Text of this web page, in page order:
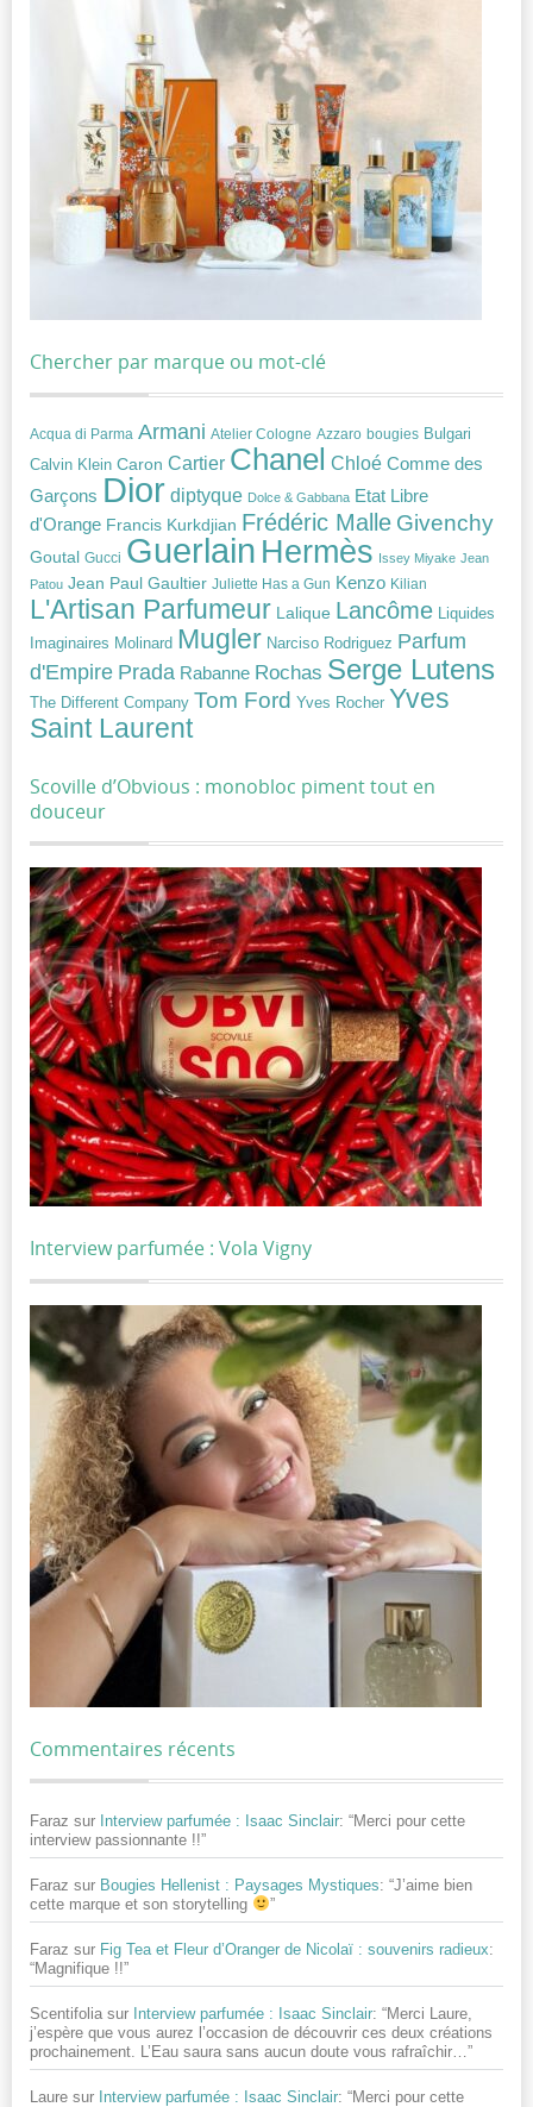
Chercher par marque ou mot-clé
Acqua di Parma Armani Atelier Cologne Azzaro bougies Bulgari
Calvin Klein Caron Cartier Chanel Chloé Comme des
Garçons Dior diptyque Dolce & Gabbana Etat Libre
d'Orange Francis Kurkdjian Frédéric Malle Givenchy
Goutal Gucci Guerlain Hermès Issey Miyake Jean
Patou Jean Paul Gaultier Juliette Has a Gun Kenzo Kilian
L'Artisan Parfumeur Lalique Lancôme
Liquides
Imaginaires Molinard Mugler Narciso Rodriguez Parfum
d'Empire Prada Rabanne Rochas Serge Lutens
The Different Company Tom Ford Yves Rocher Yves
Saint Laurent
Scoville d’Obvious : monobloc piment tout en
douceur
Interview parfumée : Vola Vigny
Commentaires récents
Faraz sur Interview parfumée : Isaac Sinclair: “Merci pour cette
interview passionnante !!”
Faraz sur Bougies Hellenist : Paysages Mystiques: “J’aime bien
cette marque et son storytelling
”
Faraz sur Fig Tea et Fleur d’Oranger de Nicolaï : souvenirs radieux:
“Magnifique !!”
Scentifolia sur Interview parfumée : Isaac Sinclair: “Merci Laure,
j’espère que vous aurez l’occasion de découvrir ces deux créations
prochainement. L’Eau saura sans aucun doute vous rafraîchir…”
Laure sur Interview parfumée : Isaac Sinclair: “Merci pour cette